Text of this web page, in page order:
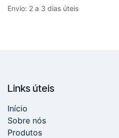
Envio: 2 a 3 dias úteis
Links úteis
Início
Sobre nós
Produtos